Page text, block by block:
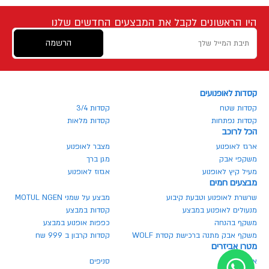
היו הראשונים לקבל את המבצעים החדשים שלנו
הרשמה
קסדות לאופנועים
קסדות שטח
קסדות 3/4
קסדות נפתחות
קסדות מלאות
הכל לרוכב
ארגז לאופנוע
מצבר לאופנוע
משקפי אבק
מגן ברך
מעיל קיץ לאופנוע
אגזוז לאופנוע
מבצעים חמים
שרשרת לאופנוע וטבעת קיבוע
מבצע על שמני MOTUL NGEN
מנעולים לאופנוע במבצע
קסדות במבצע
משקף בהנחה
כפפות אופנוע במבצע
משקף אבק מתנה ברכישת קסדת WOLF
קסדות קרבון ב 999 שח
מטרו אביזרים
אודותינו סניפים